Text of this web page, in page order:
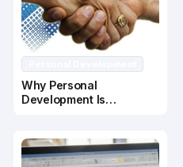
Why Personal
Development Is